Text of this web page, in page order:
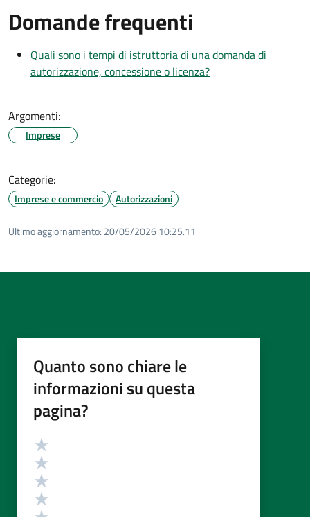
Domande frequenti
Quali sono i tempi di istruttoria di una domanda di
autorizzazione, concessione o licenza?
Argomenti:
Imprese
Categorie:
Imprese e commercio Autorizzazioni
Ultimo aggiornamento: 20/05/2026 10:25.11
Quanto sono chiare le
informazioni su questa
pagina?
Valutazione